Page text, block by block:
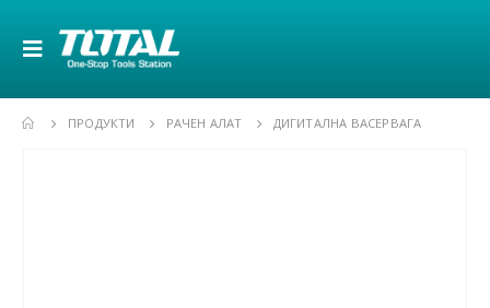
ПРОДУКТИ РАЧЕН АЛАТ ДИГИТАЛНА ВАСЕРВАГА